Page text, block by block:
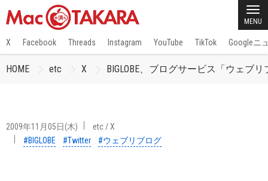
MENU
X Facebook Threads Instagram YouTube TikTok Googleニ
HOME etc X BIGLOBE、ブログサービス「ウェブ
2009年11月05日(木) etc/X
#BIGLOBE
#Twitter #ウェブリブログ